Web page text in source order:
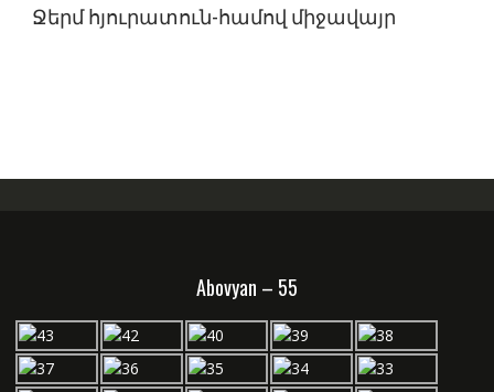
Ջերմ հյուրատուն-համով միջավայր
Abovyan – 55